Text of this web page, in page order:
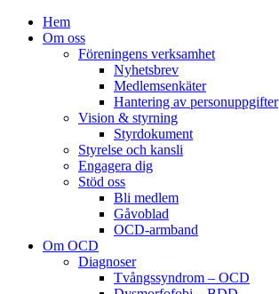
Hem
Om oss
Föreningens verksamhet
Nyhetsbrev
Medlemsenkäter
Hantering av personuppgifter
Vision & styrning
Styrdokument
Styrelse och kansli
Engagera dig
Stöd oss
Bli medlem
Gåvoblad
OCD-armband
Om OCD
Diagnoser
Tvångssyndrom – OCD